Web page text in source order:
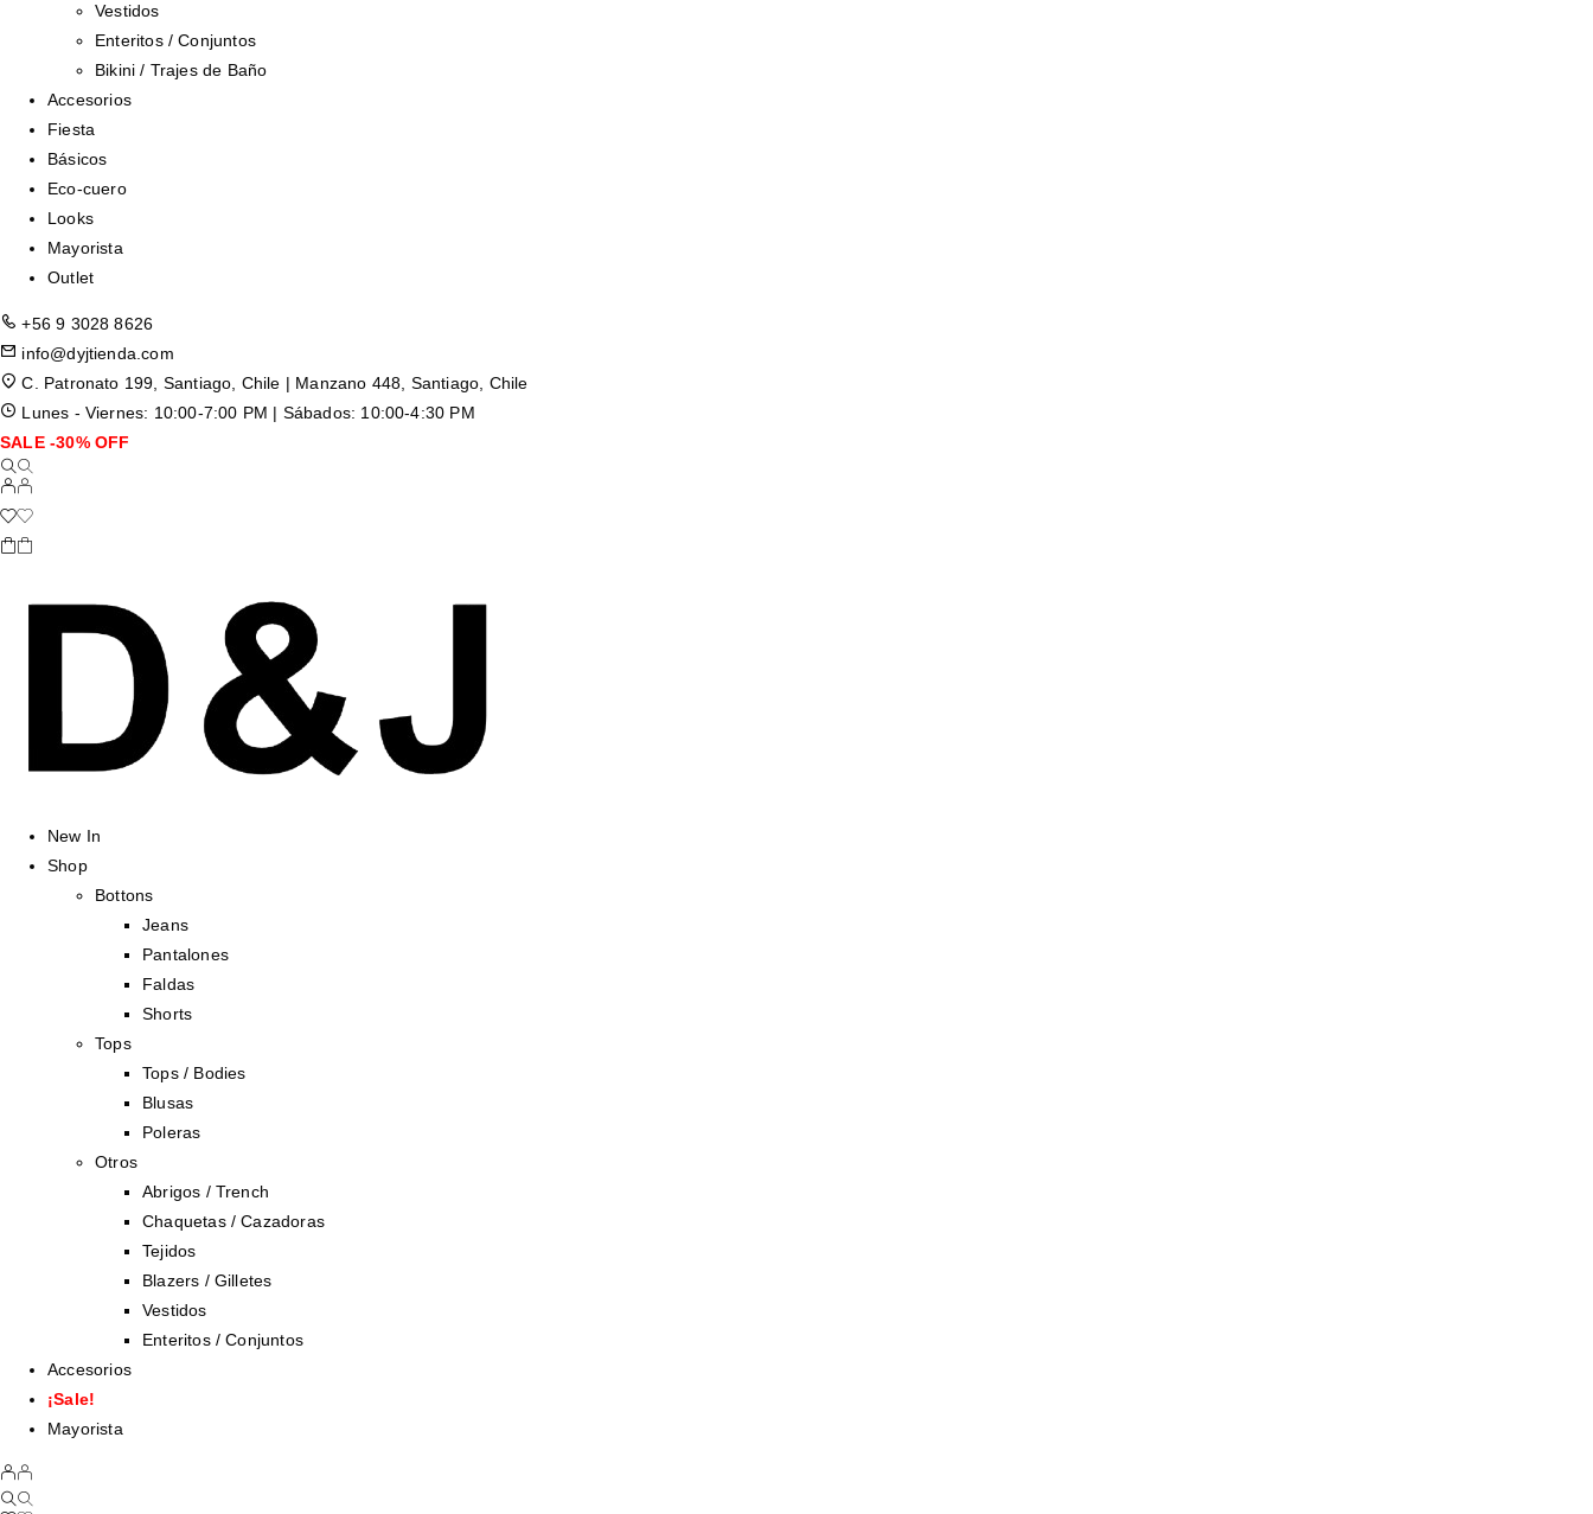
Vestidos
Enteritos / Conjuntos
Bikini / Trajes de Baño
Accesorios
Fiesta
Básicos
Eco-cuero
Looks
Mayorista
Outlet
+56 9 3028 8626
info@dyjtienda.com
C. Patronato 199, Santiago, Chile | Manzano 448, Santiago, Chile
Lunes - Viernes: 10:00-7:00 PM | Sábados: 10:00-4:30 PM
SALE -30% OFF
New In
Shop
Bottons
Jeans
Pantalones
Faldas
Shorts
Tops
Tops / Bodies
Blusas
Poleras
Otros
Abrigos / Trench
Chaquetas / Cazadoras
Tejidos
Blazers / Gilletes
Vestidos
Enteritos / Conjuntos
Accesorios
¡Sale!
Mayorista